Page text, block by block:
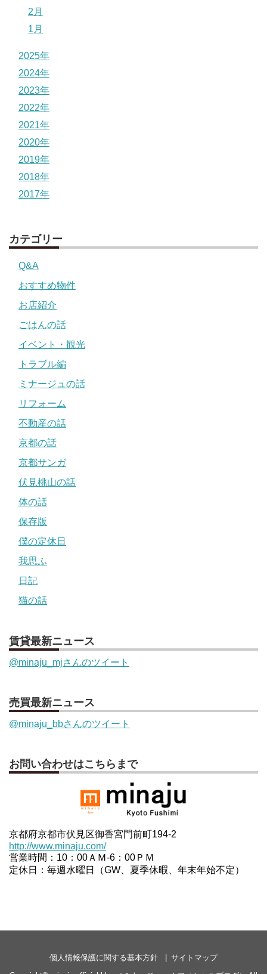
2月
1月
2025年
2024年
2023年
2022年
2021年
2020年
2019年
2018年
2017年
カテゴリー
Q&A
おすすめ物件
お店紹介
ごはんの話
イベント・観光
トラブル編
ミナージュの話
リフォーム
不動産の話
京都の話
京都サンガ
伏見桃山の話
体の話
保存版
僕の定休日
我思ふ
日記
猫の話
賃貸最新ニュース
@minaju_mjさんのツイート
売買最新ニュース
@minaju_bbさんのツイート
お問い合わせはこちらまで
京都府京都市伏見区御香宮門前町194-2
http://www.minaju.com/
営業時間：10：00ＡＭ-6：00ＰＭ
定休日：毎週水曜日（GW、夏季休暇、年末年始不定）
個人情報保護に関する基本方針
サイトマップ